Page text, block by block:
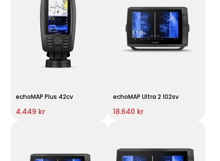
echoMAP Plus 42cv
4.449 kr
echoMAP Ultra 2 102sv
18.640 kr